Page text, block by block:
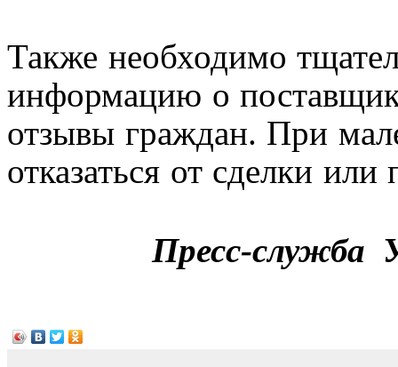
Также необходимо
информацию о
отзывы граждан. При
отказаться от сделки или
Пресс-служба